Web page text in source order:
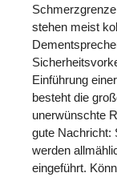
stehen meist
Einführung
besteht die
unerwünschte
gute Nachricht:
werden
eingeführt.